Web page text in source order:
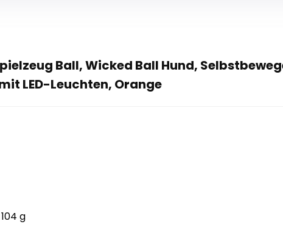
Ball, Wicked Ball Hund,
LED-Leuchten, Orange
g